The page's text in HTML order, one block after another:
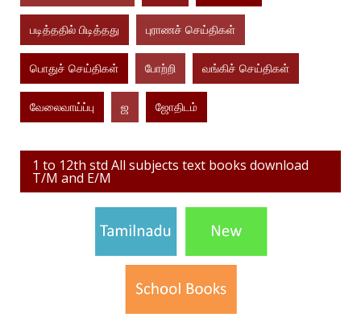
படித்ததில் பிடித்தது புராணச் செய்திகள்
பொதுச் செய்திகள் போற்றி வங்கிச் செய்திகள்
வேலைவாய்ப்பு ஜ ஜோதிடம்
1 to 12th std All subjects text books download
T/M and E/M